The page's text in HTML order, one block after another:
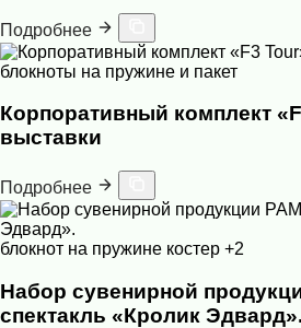
Подробнее
блокноты на пружине и пакет
Корпоративный комплект
выставки
Подробнее
блокнот на пружине костер +2
Набор сувенирной
спектакль «Кролик Эдвард».